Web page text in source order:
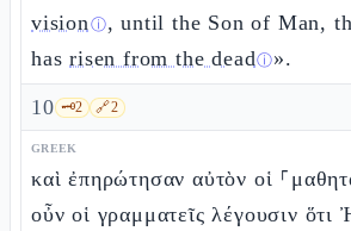
visionⓘ, until the Son of Man,
hasrisen from the deadⓘ».
10 🗝️2 🔗2
GREEK
καὶ ἐπηρώτησαν αὐτὸν οἱ
οὖν οἱ γραμματεῖς λέγουσιν ὅτι